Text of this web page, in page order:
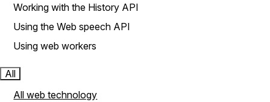
Working with the History API
Using the Web speech API
Using web workers
All
All web technology